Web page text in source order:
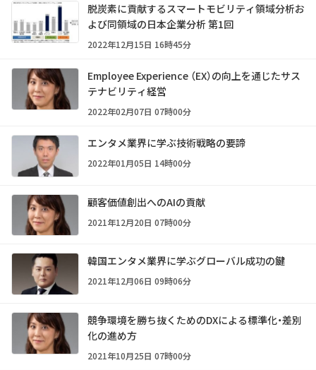
脱炭素に貢献するスマートモビリティ領域分析お
よび同領域の日本企業分析 第1回
2022年12月15日 16時45分
Employee Experience （EX）の向上を通じたサス
テナビリティ経営
2022年02月07日 07時00分
エンタメ業界に学ぶ技術戦略の要諦
2022年01月05日 14時00分
顧客価値創出へのAIの貢献
2021年12月20日 07時00分
韓国エンタメ業界に学ぶグローバル成功の鍵
2021年12月06日 09時06分
競争環境を勝ち抜くためのDXによる標準化・差別
化の進め方
2021年10月25日 07時00分